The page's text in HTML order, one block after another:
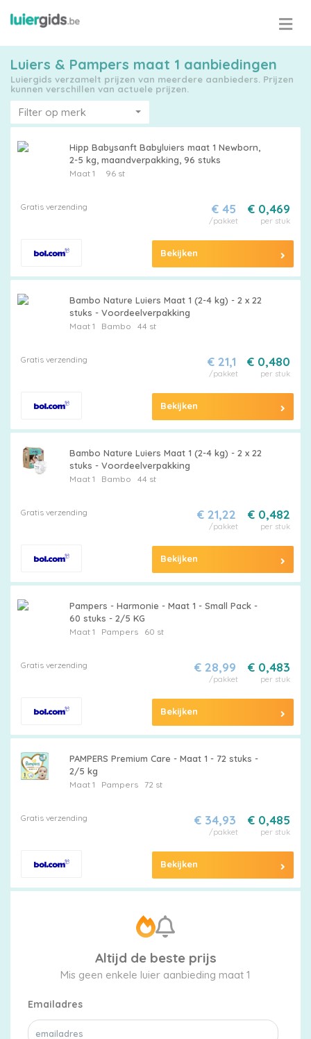
Maattabel
maat
Pampers
Extra
Billendoekjes
Merken
vergelijken
Luiers & Pampers maat 1 aanbiedingen
Luiergids verzamelt prijzen van meerdere aanbieders. Prijzen
kunnen verschillen van actuele prijzen.
Filter op merk
Hipp Babysanft Babyluiers maat 1 Newborn,
2-5 kg, maandverpakking, 96 stuks
Maat 1 96 st
Gratis verzending € 0,469
per stuk
€ 45
/pakket
Bekijken
Bambo Nature Luiers Maat 1 (2-4 kg) - 2 x 22
stuks - Voordeelverpakking
Maat 1 Bambo 44 st
Gratis verzending € 0,480
per stuk
€ 21,1
/pakket
Bekijken
Bambo Nature Luiers Maat 1 (2-4 kg) - 2 x 22
stuks - Voordeelverpakking
Maat 1 Bambo 44 st
Gratis verzending € 0,482
per stuk
€ 21,22
/pakket
Bekijken
Pampers - Harmonie - Maat 1 - Small Pack -
60 stuks - 2/5 KG
Maat 1 Pampers60 st
Gratis verzending € 0,483
per stuk
€ 28,99
/pakket
Bekijken
PAMPERS Premium Care - Maat 1 - 72 stuks -
2/5 kg
Maat 1 Pampers72 st
Gratis verzending € 0,485
per stuk
€ 34,93
/pakket
Bekijken
Altijd de beste prijs
Mis geen enkele luier aanbieding maat 1
Emailadres